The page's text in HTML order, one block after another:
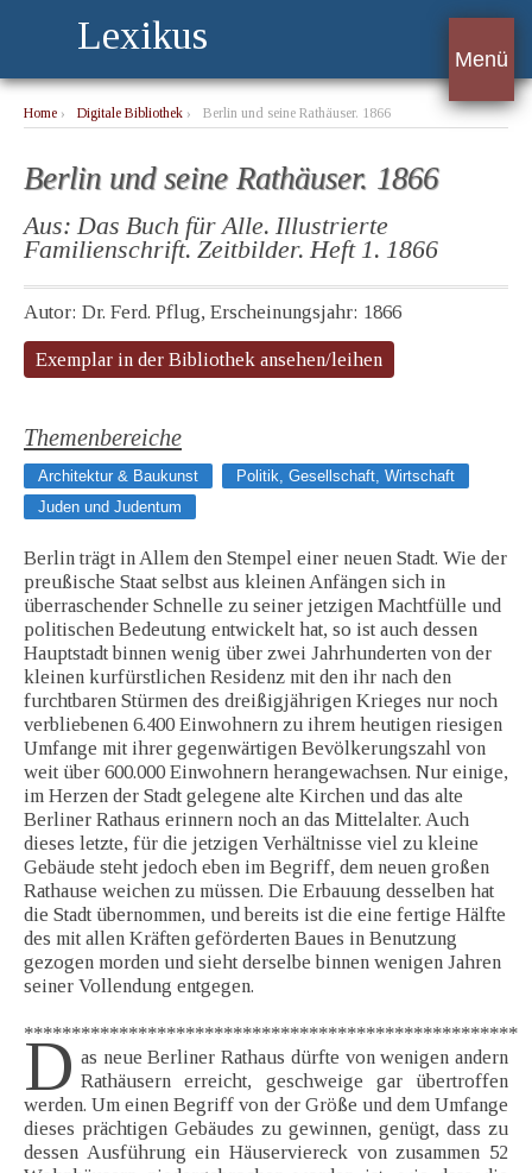
Lexikus
Menü
Home › Digitale Bibliothek › Berlin und seine Rathäuser. 1866
Berlin und seine Rathäuser. 1866
Aus: Das Buch für Alle. Illustrierte
Familienschrift. Zeitbilder. Heft 1. 1866
Autor: Dr. Ferd. Pflug, Erscheinungsjahr: 1866
Exemplar in der Bibliothek ansehen/leihen
Themenbereiche
Architektur & Baukunst
Politik, Gesellschaft, Wirtschaft
Juden und Judentum
Berlin trägt in Allem den Stempel einer neuen Stadt. Wie der
preußische Staat selbst aus kleinen Anfängen sich in
überraschender Schnelle zu seiner jetzigen Machtfülle und
politischen Bedeutung entwickelt hat, so ist auch dessen
Hauptstadt binnen wenig über zwei Jahrhunderten von der
kleinen kurfürstlichen Residenz mit den ihr nach den
furchtbaren Stürmen des dreißigjährigen Krieges nur noch
verbliebenen 6.400 Einwohnern zu ihrem heutigen riesigen
Umfange mit ihrer gegenwärtigen Bevölkerungszahl von
weit über 600.000 Einwohnern herangewachsen. Nur einige,
im Herzen der Stadt gelegene alte Kirchen und das alte
Berliner Rathaus erinnern noch an das Mittelalter. Auch
dieses letzte, für die jetzigen Verhältnisse viel zu kleine
Gebäude steht jedoch eben im Begriff, dem neuen großen
Rathause weichen zu müssen. Die Erbauung desselben hat
die Stadt übernommen, und bereits ist die eine fertige Hälfte
des mit allen Kräften geförderten Baues in Benutzung
gezogen morden und sieht derselbe binnen wenigen Jahren
seiner Vollendung entgegen.
****************************************************
D as neue Berliner Rathaus dürfte von wenigen andern
Rathäusern erreicht, geschweige gar übertroffen
werden. Um einen Begriff von der Größe und dem Umfange
dieses prächtigen Gebäudes zu gewinnen, genügt, dass zu
dessen Ausführung ein Häuserviereck von zusammen 52